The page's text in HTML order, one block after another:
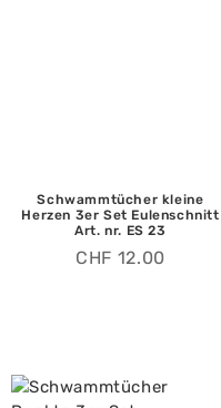
Schwammtücher kleine
Herzen 3er Set Eulenschnitt
Art. nr. ES 23
CHF 12.00